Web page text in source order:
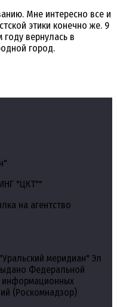
Мне интересно все и
этики конечно же. 9
вернулась в
город.
"ЦКТ""
на агентство
меридиан" Эл
Федеральной
информационных
(Роскомнадзор)